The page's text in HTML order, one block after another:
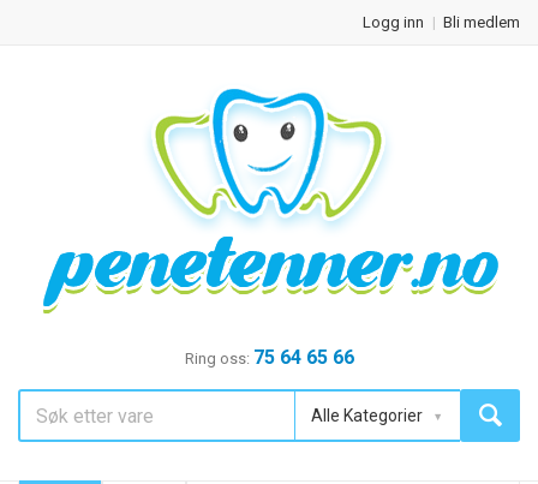
Logg inn Bli medlem
Ring oss: 75 64 65 66
Alle Kategorier